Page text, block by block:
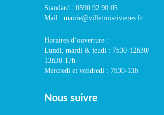
Standard : 0590 92 90 05
Mail : mairie@villetroisrivieres.fr
Horaires d’ouverture :
Lundi, mardi & jeudi : 7h30-12h30/
13h30-17h
Mercredi et vendredi : 7h30-13h
Nous suivre